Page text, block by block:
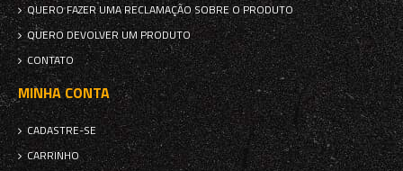
QUERO FAZER UMA RECLAMAÇÃO SOBRE O PRODUTO
QUERO DEVOLVER UM PRODUTO
CONTATO
MINHA CONTA
CADASTRE-SE
CARRINHO